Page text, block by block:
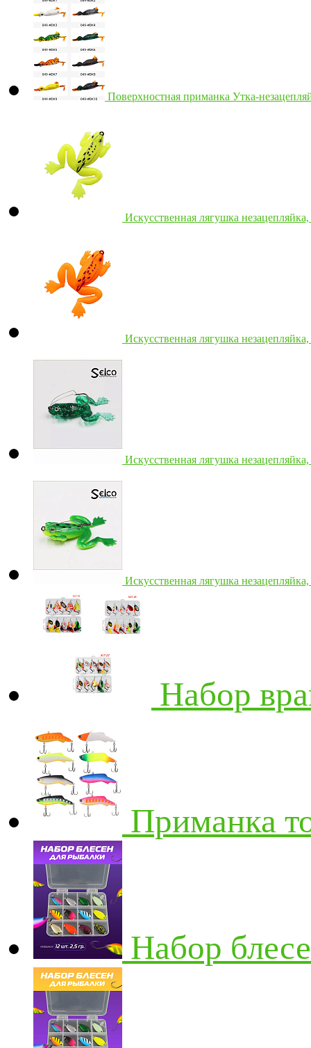
Поверхностная приманка Утка-
Искусственная лягушка
Искусственная лягушка
Искусственная лягушка
Искусственная лягушка
Набор
Приманка
Набор